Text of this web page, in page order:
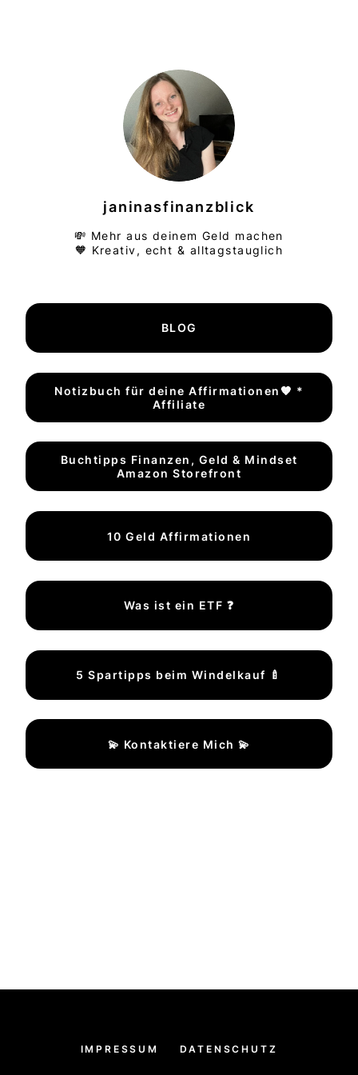
janinasfinanzblick
💸 Mehr aus deinem Geld machen
🧡 Kreativ, echt & alltagstauglich
BLOG
Notizbuch für deine Affirmationen🧡 *
Affiliate
Buchtipps Finanzen, Geld & Mindset
Amazon Storefront
10 Geld Affirmationen
Was ist ein ETF ❓
5 Spartipps beim Windelkauf 🍼
💫 Kontaktiere Mich 💫
IMPRESSUM DATENSCHUTZ